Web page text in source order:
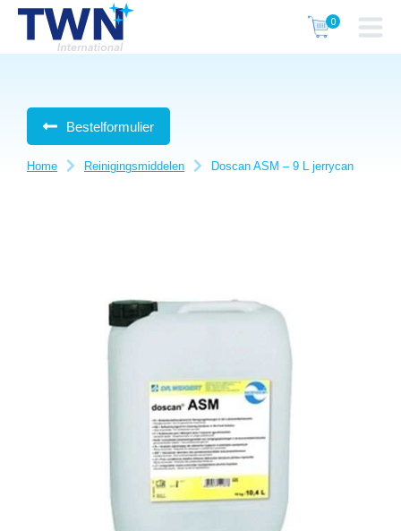
Bestelformulier
Je bent hier:
Home Reinigingsmiddelen Doscan ASM – 9 L jerrycan